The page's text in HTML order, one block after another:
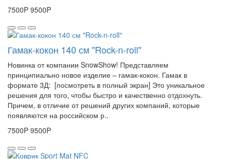
7500P 9500P
Гамак-кокон 140 см "Rock-n-roll"
Новинка от компании SnowShow! Представляем
принципиально новое изделие – гамак-кокон. Гамак в
формате 3Д: [посмотреть в полный экран] Это уникальное
решения для того, чтобы быстро и качественно отдохнуть.
Причем, в отличие от решений других компаний, которые
появляются на российском р..
7500P 9500P